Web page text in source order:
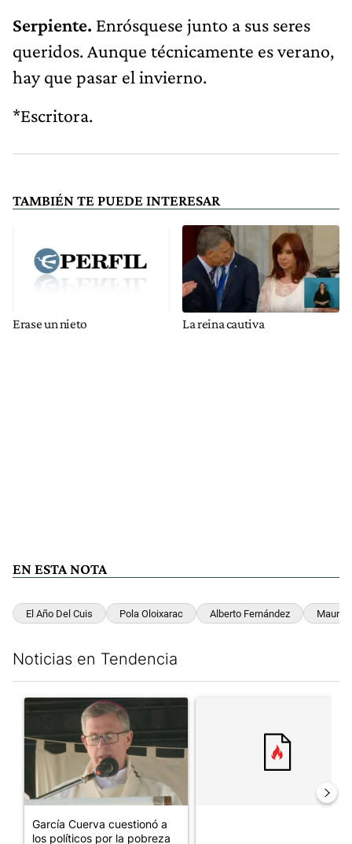
Serpiente. Enrósquese junto a sus seres
queridos. Aunque técnicamente es verano,
hay que pasar el invierno.
*Escritora.
TAMBIÉN TE PUEDE INTERESAR
Erase un nieto La reina cautiva
EN ESTA NOTA
El Año Del Cuis Pola Oloixarac Alberto Fernández
Noticias en Tendencia
Un artículo de tendencia con el título "García Cuerva
García Cuerva cuestionó a
los políticos por la pobreza